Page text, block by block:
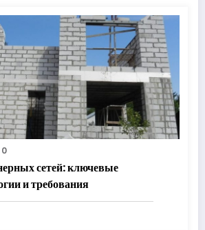
0
сетей: ключевые
и требования